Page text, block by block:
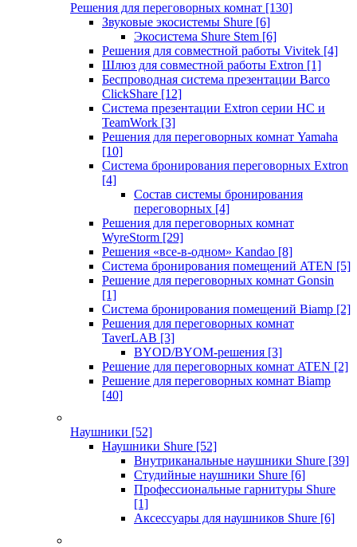
Решения для переговорных комнат [130]
Звуковые экосистемы Shure [6]
Экосистема Shure Stem [6]
Решения для совместной работы Vivitek [4]
Шлюз для совместной работы Extron [1]
Беспроводная система презентации Barco
ClickShare [12]
Система презентации Extron серии HC и
TeamWork [3]
Решения для переговорных комнат Yamaha
[10]
Система бронирования переговорных Extron
[4]
Состав системы бронирования
переговорных [4]
Решения для переговорных комнат
WyreStorm [29]
Решения «все-в-одном» Kandao [8]
Система бронирования помещений ATEN [5]
Решение для переговорных комнат Gonsin
[1]
Система бронирования помещений Biamp [2]
Решения для переговорных комнат
TaverLAB [3]
BYOD/BYOM-решения [3]
Решение для переговорных комнат ATEN [2]
Решение для переговорных комнат Biamp
[40]
Наушники [52]
Наушники Shure [52]
Внутриканальные наушники Shure [39]
Студийные наушники Shure [6]
Профессиональные гарнитуры Shure
[1]
Аксессуары для наушников Shure [6]